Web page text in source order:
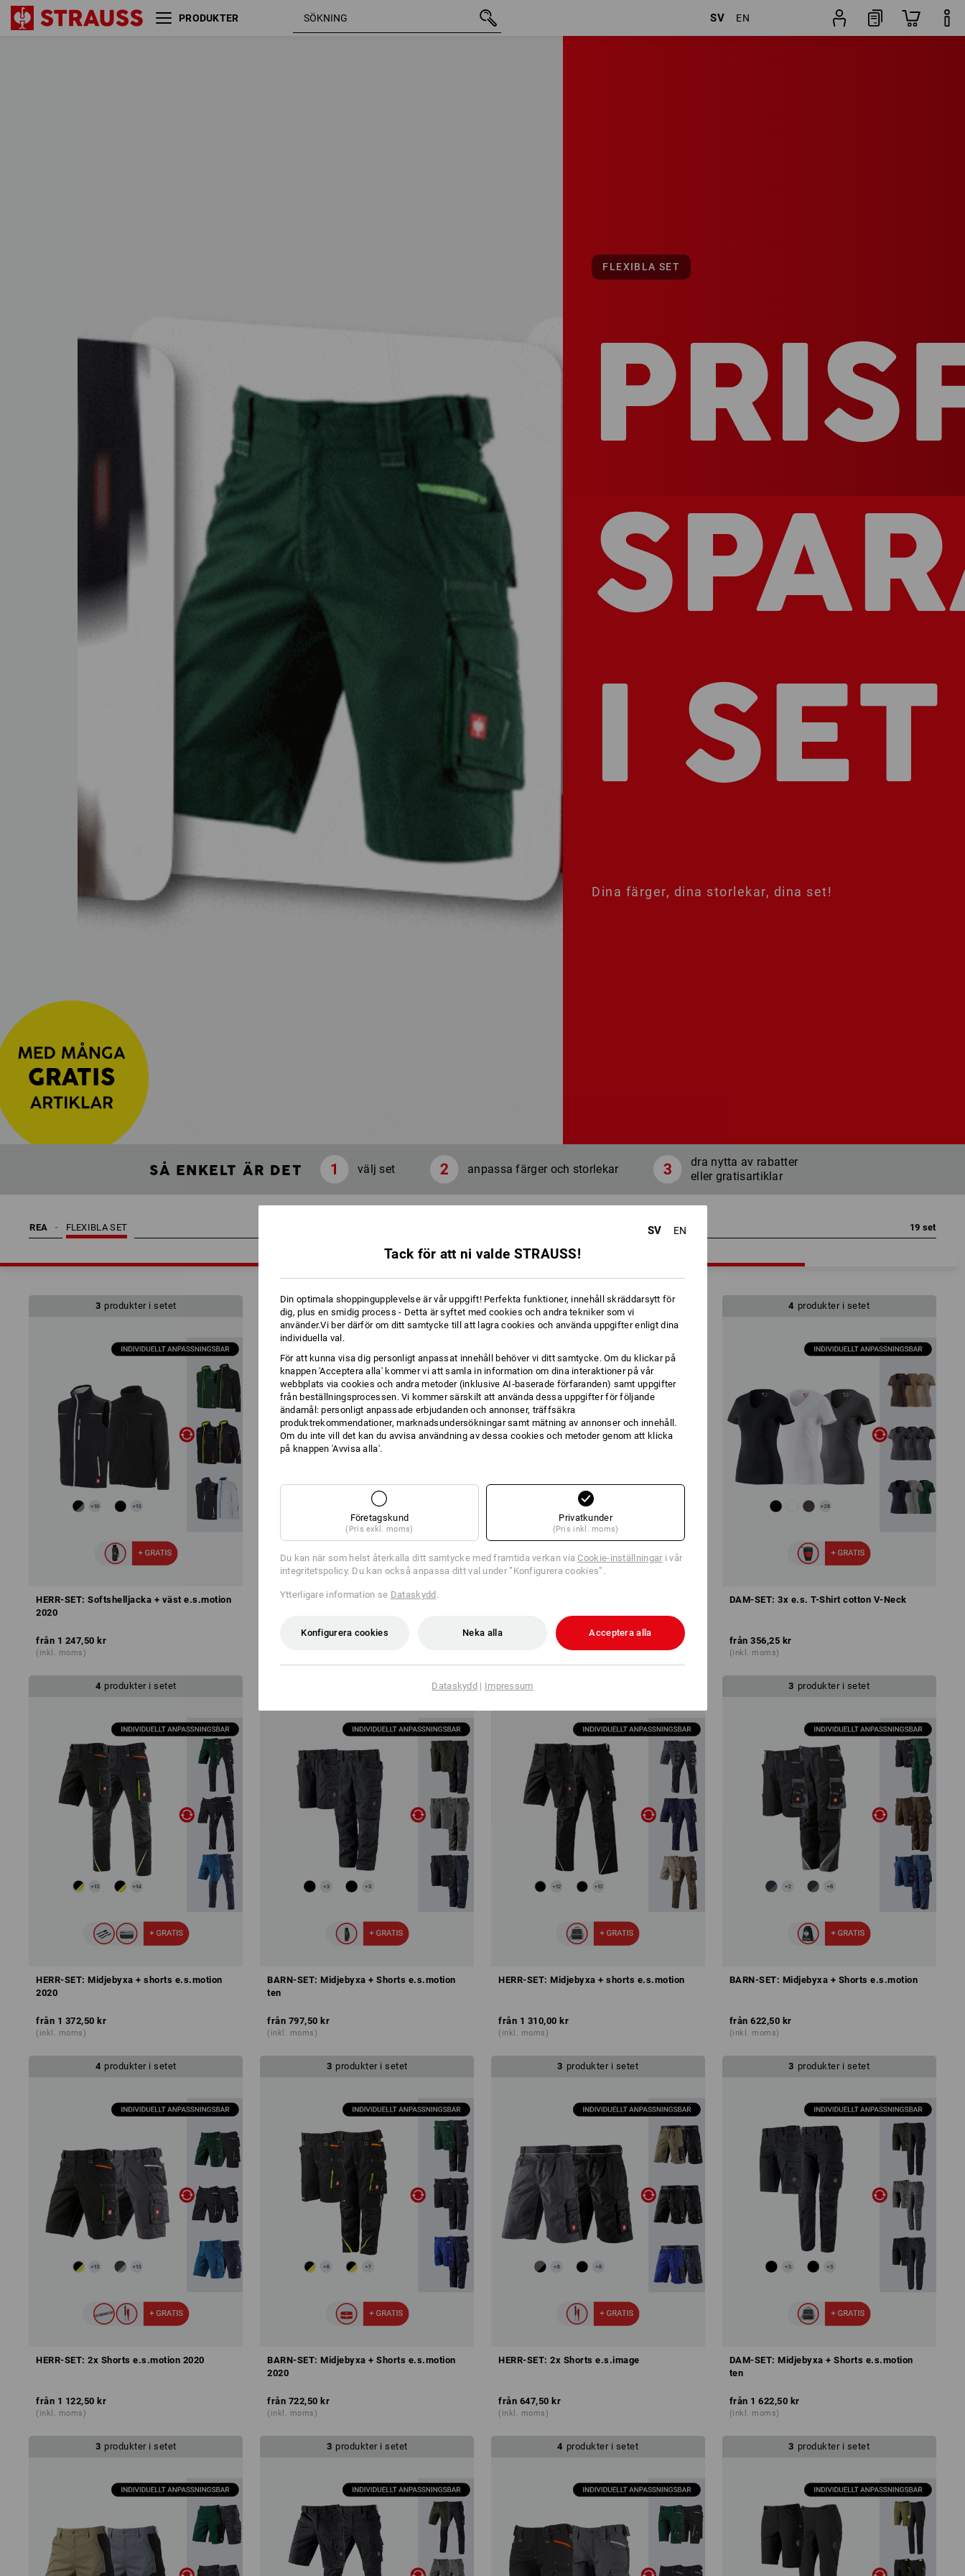
PRODUKTER SV EN
FLEXIBLA SET
I SET
Dina färger, dina storlekar, dina set!
SÅ ENKELT ÄR DET välj set anpassa färger och storlekar
dra nytta av rabatter
eller gratisartiklar
REA FLEXIBLA SET 19 set
3 produkter i setet
HERR-SET: Softshelljacka + väst e.s.motion
2020
från 1 247,50 kr
(inkl. moms)
4 produkter i setet
HERR-SET: 3x e.s. t-shirt cotton
321,25 kr
3 produkter i setet
1 247,50 kr
4 produkter i setet
DAM-SET: 3x e.s. T-Shirt cotton V-Neck
från 356,25 kr
(inkl. moms)
4 produkter i setet
HERR-SET: Midjebyxa + shorts e.s.motion
2020
från 1 372,50 kr
(inkl. moms)
BARN-SET: Midjebyxa + Shorts e.s.motion
ten
från 797,50 kr
(inkl. moms)
HERR-SET: Midjebyxa + shorts e.s.motion
från 1 310,00 kr
(inkl. moms)
3 produkter i setet
BARN-SET: Midjebyxa + Shorts e.s.motion
från 622,50 kr
(inkl. moms)
4 produkter i setet
HERR-SET: 2x Shorts e.s.motion 2020
från 1 122,50 kr
(inkl. moms)
3 produkter i setet
BARN-SET: Midjebyxa + Shorts e.s.motion
2020
från 722,50 kr
(inkl. moms)
3 produkter i setet
HERR-SET: 2x Shorts e.s.image
från 647,50 kr
(inkl. moms)
3 produkter i setet
DAM-SET: Midjebyxa + Shorts e.s.motion
ten
från 1 622,50 kr
(inkl. moms)
3 produkter i setet 3 produkter i setet 4 produkter i setet 3 produkter i setet
SV EN
Tack för att ni valde STRAUSS!
Din optimala shoppingupplevelse är vår uppgift! Perfekta funktioner, innehåll skräddarsytt för
dig, plus en smidig process - Detta är syftet med cookies och andra tekniker som vi
använder.Vi ber därför om ditt samtycke till att lagra cookies och använda uppgifter enligt dina
individuella val.
För att kunna visa dig personligt anpassat innehåll behöver vi ditt samtycke. Om du klickar på
knappen 'Acceptera alla' kommer vi att samla in information om dina interaktioner på vår
webbplats via cookies och andra metoder (inklusive AI‑baserade förfaranden) samt uppgifter
från beställningsprocessen. Vi kommer särskilt att använda dessa uppgifter för följande
ändamål: personligt anpassade erbjudanden och annonser, träffsäkra
produktrekommendationer, marknadsundersökningar samt mätning av annonser och innehåll.
Om du inte vill det kan du avvisa användning av dessa cookies och metoder genom att klicka
på knappen 'Avvisa alla'.
Företagskund
(Pris exkl. moms)
Privatkunder
(Pris inkl. moms)
Du kan när som helst återkalla ditt samtycke med framtida verkan viaCookie-inställningar i vår
integritetspolicy. Du kan också anpassa ditt val under ”Konfigurera cookies”.
Ytterligare information se Dataskydd .
Konfigurera cookies Neka alla Acceptera alla
Dataskydd | Impressum